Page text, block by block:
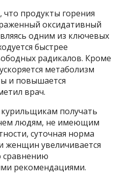
что продукты горения
оксидативный
одним из ключевых
быстрее
радикалов. Кроме
метаболизм
и повышается
врач.
получать
людям, не имеющим
суточная норма
женщин увеличивается
сравнению
рекомендациями.